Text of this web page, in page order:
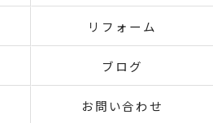
リフォーム
ブログ
お問い合わせ